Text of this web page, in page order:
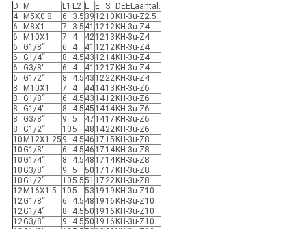
D M L1 L2 L E S
DEELaantal.
4
M5X0.8 6 3.5 39 12 10 KH-3u-Z2.5
6
M8X1 7 3.5 41 12 12 KH-3u-Z4
6
M10X1 7 4 42 12 13 KH-3u-Z4
6
G1/8“ 6 4 41 12 12 KH-3u-Z4
6
G1/4“ 8 4.5 43 12 14KH-3u-Z4
6
G3/8“ 6 4 41 12 17 KH-3u-Z4
6
G1/2“ 8 4.5 43 12 22 KH-3u-Z4
8
M10X1 7 4 441413 KH-3u-Z6
8
G1/8“ 6 4.5 43 1412 KH-3u-Z6
8
G1/4“ 8 4.5 45 1414KH-3u-Z6
8
G3/8“ 9 5 47 1417 KH-3u-Z6
8
G1/2“ 105 48 1422 KH-3u-Z6
10 M12X1.25 9 4.5 46 17 15 KH-3u-Z8
10 G1/8“ 6 4.5 46 17 14KH-3u-Z8
10 G1/4“ 8 4.5 48 17 14KH-3u-Z8
10 G3/8“ 9 5 50 17 17 KH-3u-Z8
10 G1/2“ 105.551 17 22 KH-3u-Z8
12 M16X1.5 105 53 19 19 KH-3u-Z10
12 G1/8“ 6 4.5 48 19 16 KH-3u-Z10
12 G1/4“ 8 4.550 19 16 KH-3u-Z10
12 G3/8“ 9 4.550 19 16 KH-3u-Z10